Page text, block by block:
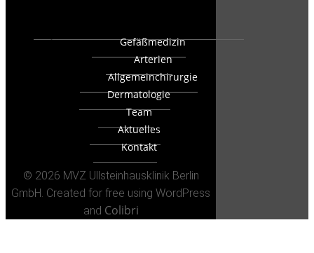
Gefäßmedizin
Arterien
Allgemeinchirurgie
Dermatologie
Team
Aktuelles
Kontakt
© 2026 MVZ Ullsteinhausklinik Berlin
GmbH. Created for free using WordPress
and Colibri